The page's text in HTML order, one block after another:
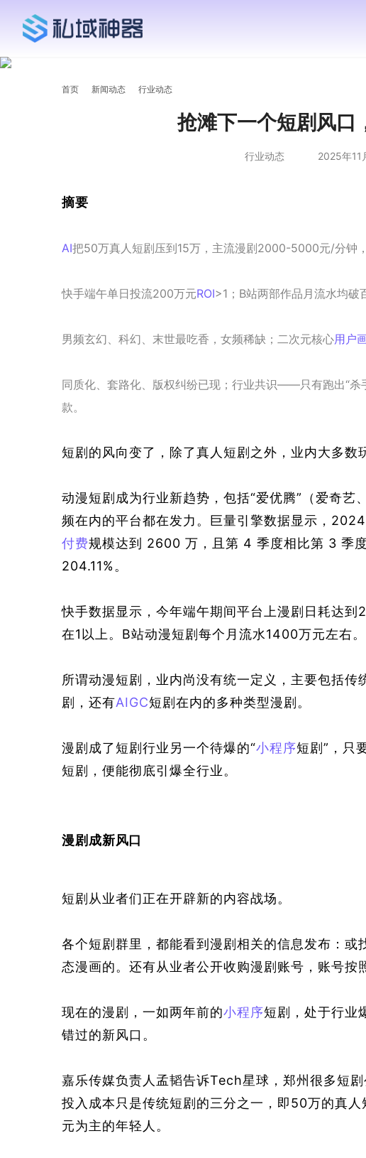
首页 新闻动态 行业动态
抢滩下一个短剧风口
行业动态 2025年11
摘要
AI把50万真人短剧压到15万，主流漫剧2000-5000元/分钟
快手端午单日投流200万元ROI>1；B站两部作品月流水均破
男频玄幻、科幻、末世最吃香，女频稀缺；二次元核心用户
同质化、套路化、版权纠纷已现；行业共识——只有跑出“
款。
短剧的风向变了， 除了真人短剧之外，业内大多数
动漫短剧成为行业新趋势，包括“爱优腾”（爱奇艺
频在内的平台都在发力。 巨量引擎数据显示，
付费规模达到 2600 万，且第 4 季度相比第 3 季度
204.11%。
快手数据显示， 今年端午期间平台上漫剧日耗达到
在1以上。B站动漫短剧每个月流水1400万元左右。
所谓动漫短剧，业内尚没有统一定义，主要包括传
剧，还有AIGC短剧在内的多种类型漫剧。
漫剧成了短剧行业另一个待爆的“小程序短剧”，只
短剧，便能彻底引爆全行业。
漫剧成新风口
短剧从业者们正在开辟新的内容战场。
各个短剧群里，都能看到漫剧相关的信息发布：
态漫画的。还有从业者公开收购漫剧账号，账号按
现在的漫剧，一如两年前的小程序短剧，处于行业
错过的新风口。
嘉乐传媒负责人孟韬告诉Tech星球，郑州很多短
投入成本只是传统短剧的三分之一，即50万的真人
元为主的年轻人。